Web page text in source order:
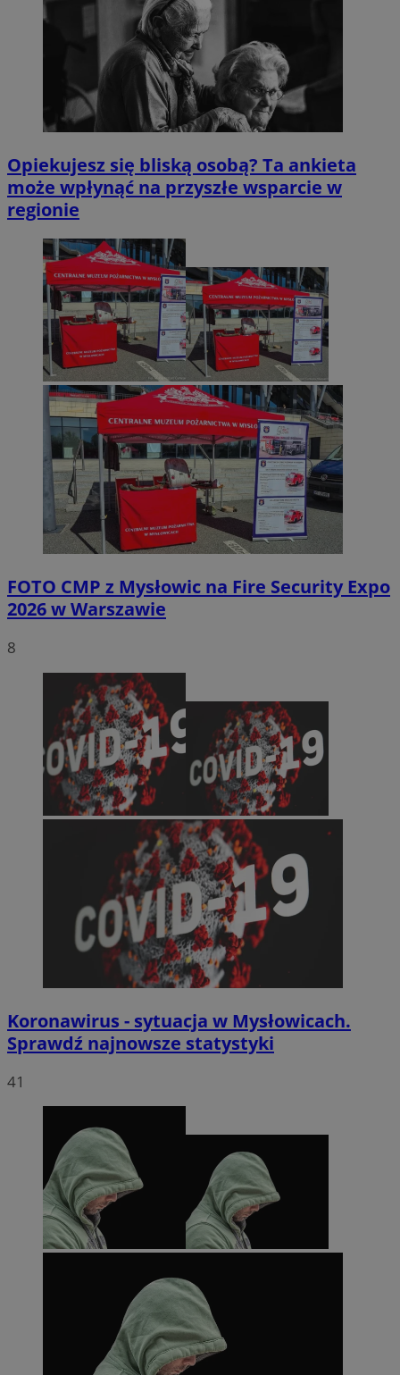
Opiekujesz się bliską osobą? Ta ankieta
może wpłynąć na przyszłe wsparcie w
regionie
FOTO CMP z Mysłowic na Fire Security Expo
2026 w Warszawie
8
Koronawirus - sytuacja w Mysłowicach.
Sprawdź najnowsze statystyki
41